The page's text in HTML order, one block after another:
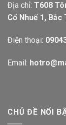
Địa chỉ: T608
Cổ Nhuế 1,
Điện thoại:
Email:
CHỦ ĐỀ NỔI